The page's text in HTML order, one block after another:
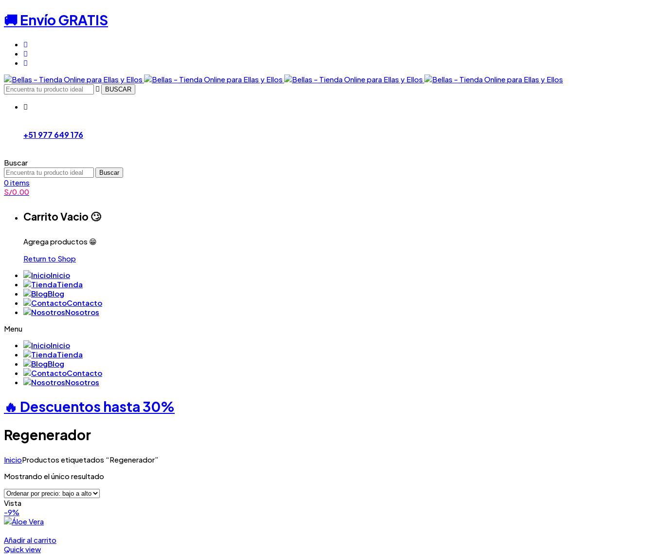
🚚 Envío GRATIS
BUSCAR
+51 977 649 176
Buscar
Buscar
0items
S/0.00
Carrito Vacio 🙄
Agrega productos 😁
Return to Shop
Inicio
Tienda
Blog
Contacto
Nosotros
Menu
Inicio
Tienda
Blog
Contacto
Nosotros
🔥 Descuentos hasta 30%
Regenerador
InicioProductos etiquetados “Regenerador”
Mostrando el único resultado
Vista
-9%
Añadir al carrito
Quick view